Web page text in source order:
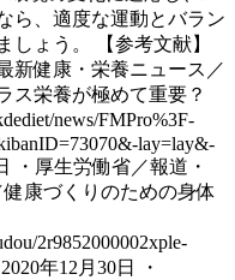
ら、適度な運動とバラン
しょう。 【参考文献】
新健康・栄養ニュース／
ス栄養が極めて重要？
news/FMPro%3F-
lay=lay&-
・厚生労働省／報道・
康づくりのための身体
2r9852000002xple-
年12月30日 ・